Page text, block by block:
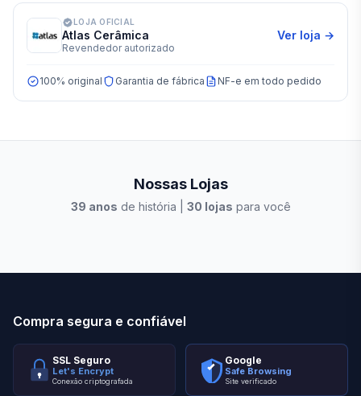
LOJA OFICIAL
Atlas Cerâmica
Revendedor autorizado
Ver loja →
100% original Garantia de fábrica NF-e em todo pedido
Nossas Lojas
39 anos de história | 30 lojas para você
Compra segura e confiável
SSL Seguro
Let's Encrypt
Conexão criptografada
Google
Safe Browsing
Site verificado